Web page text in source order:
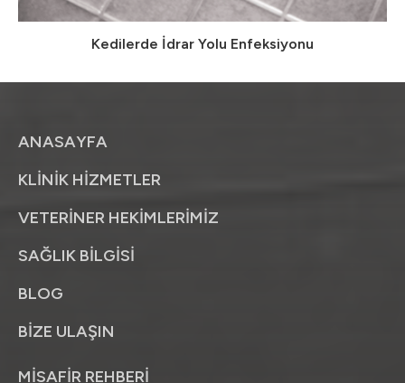
Kedilerde İdrar Yolu Enfeksiyonu
ANASAYFA
KLİNİK HİZMETLER
VETERİNER HEKİMLERİMİZ
SAĞLIK BİLGİSİ
BLOG
BİZE ULAŞIN
MİSAFİR REHBERİ